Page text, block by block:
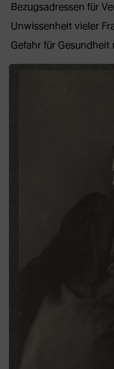
Bezugsadressen für
Unwissenheit vieler
Gefahr für